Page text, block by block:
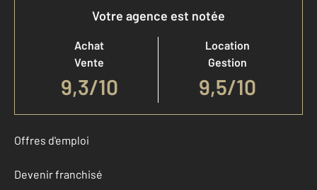
Votre agence est notée
Achat
Vente
9,3/10
Location
Gestion
9,5/10
Offres d'emploi
Devenir franchisé